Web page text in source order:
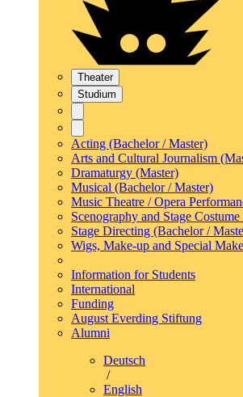
Theater
Studium
Acting (Bachelor / Master)
Arts and Cultural Journalism
Dramaturgy (Master)
Musical (Bachelor / Master)
Music Theatre / Opera
Scenography and Stage
Stage Directing (Bachelor /
Wigs, Make-up and Special
Information for Students
International
Funding
August Everding Stiftung
Alumni
Deutsch
/
English